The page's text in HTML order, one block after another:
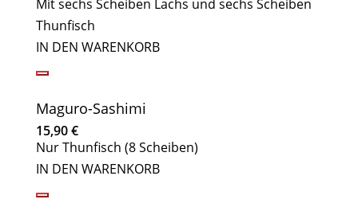
Mit sechs Scheiben Lachs und sechs Scheiben
Thunfisch
IN DEN WARENKORB
Maguro-Sashimi
15,90€
Nur Thunfisch (8 Scheiben)
IN DEN WARENKORB